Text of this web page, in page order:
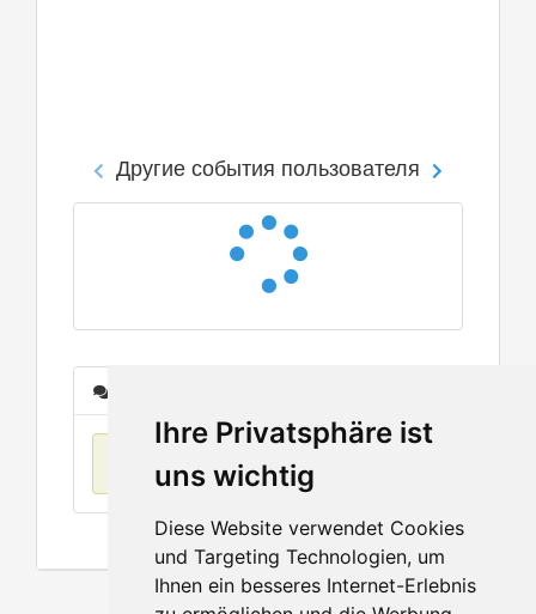
Ihre Privatsphäre ist
uns wichtig
Diese Website verwendet Cookies
und Targeting Technologien, um
Ihnen ein besseres Internet-Erlebnis
Другие события пользователя